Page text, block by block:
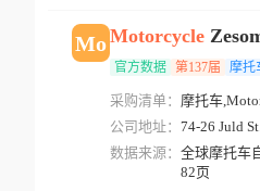
MoMotorcycle
官方数据 第137届 摩托
采购清单： 摩托车
公司地址： 74-26 Juld
数据来源： 全球摩托车
82页